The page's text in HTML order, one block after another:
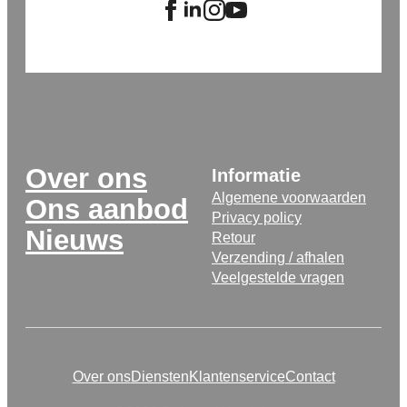
Over ons
Ons aanbod
Nieuws
Informatie
Algemene voorwaarden
Privacy policy
Retour
Verzending / afhalen
Veelgestelde vragen
Over onsDiensten KlantenserviceContact